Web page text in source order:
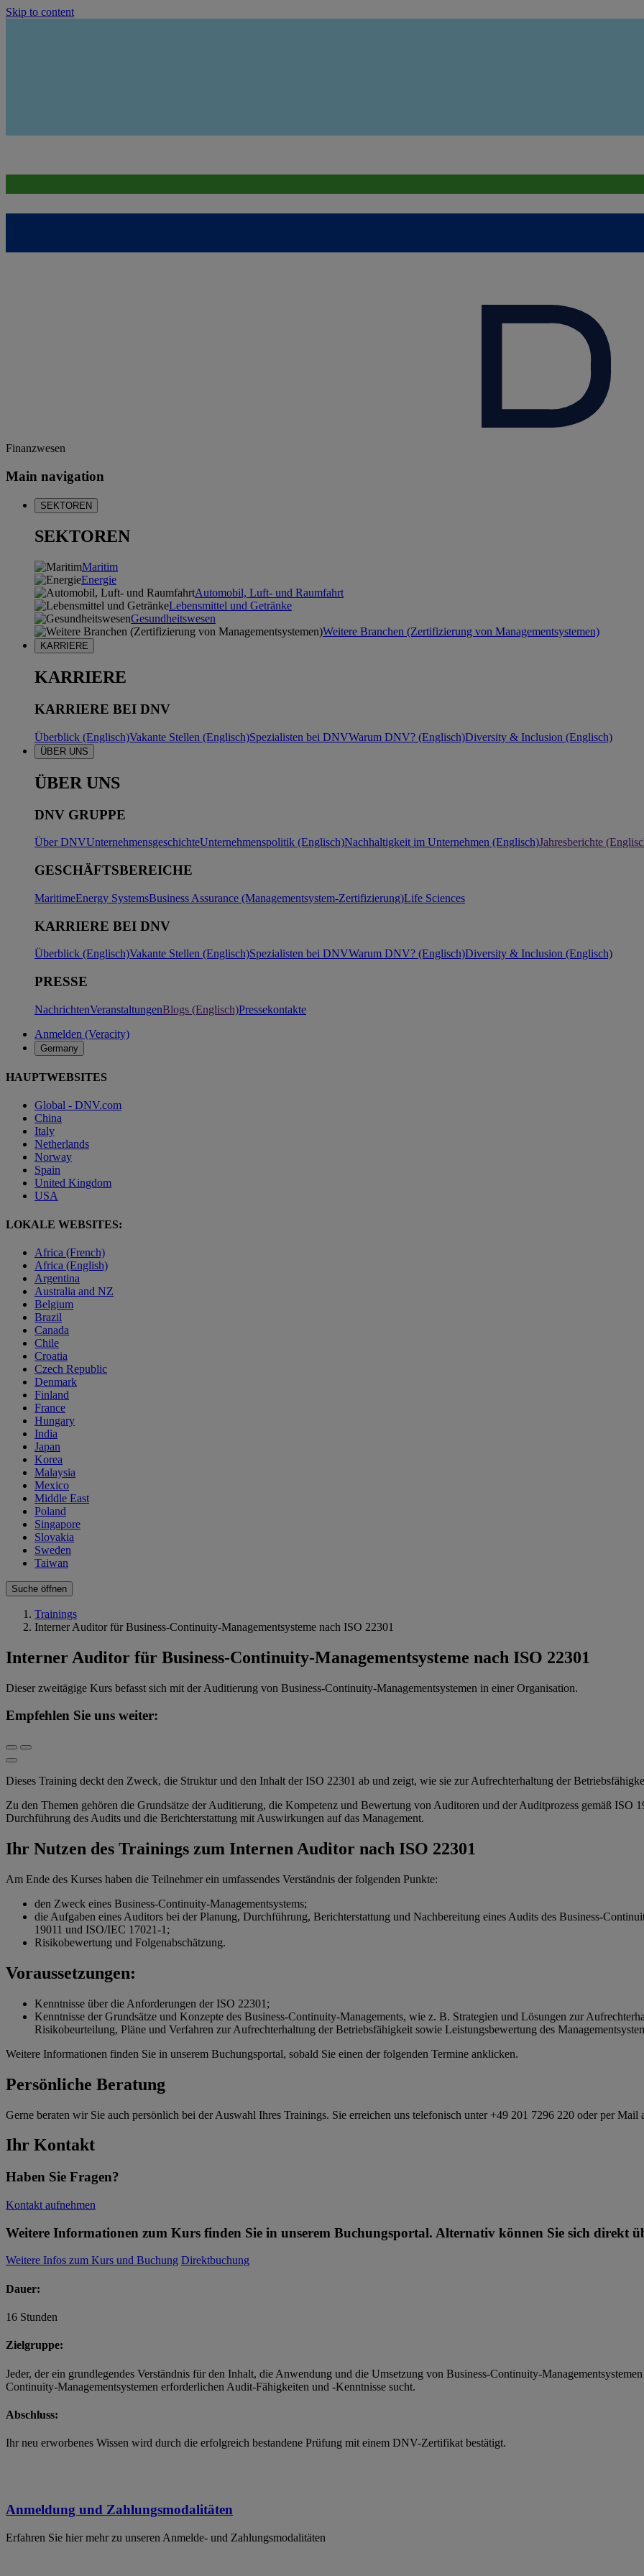
Skip to content
Finanzwesen
Main navigation
SEKTOREN
SEKTOREN
Maritim
Energie
Automobil, Luft- und Raumfahrt
Lebensmittel und Getränke
Gesundheitswesen
Weitere Branchen (Zertifizierung von Managementsystemen)
KARRIERE
KARRIERE
KARRIERE BEI DNV
Überblick (Englisch)Vakante Stellen (Englisch)Spezialisten bei DNVWarum DNV? (Englisch)Diversity & Inclusion (Englisch)
ÜBER UNS
ÜBER UNS
DNV GRUPPE
Über DNVUnternehmensgeschichteUnternehmenspolitik (Englisch)Nachhaltigkeit im Unternehmen (Englisch)Jahresberichte
GESCHÄFTSBEREICHE
MaritimeEnergy SystemsBusiness Assurance (Managementsystem-Zertifizierung)Life Sciences
KARRIERE BEI DNV
Überblick (Englisch)Vakante Stellen (Englisch)Spezialisten bei DNVWarum DNV? (Englisch)Diversity & Inclusion (Englisch)
PRESSE
NachrichtenVeranstaltungenBlogs (Englisch)Pressekontakte
Anmelden (Veracity)
Germany
HAUPTWEBSITES
Global - DNV.com
China
Italy
Netherlands
Norway
Spain
United Kingdom
USA
LOKALE WEBSITES:
Africa (French)
Africa (English)
Argentina
Australia and NZ
Belgium
Brazil
Canada
Chile
Croatia
Czech Republic
Denmark
Finland
France
Hungary
India
Japan
Korea
Malaysia
Mexico
Middle East
Poland
Singapore
Slovakia
Sweden
Taiwan
Suche öffnen
Trainings
Interner Auditor für Business-Continuity-Managementsysteme nach ISO 22301
Interner Auditor für Business-Continuity-Managementsysteme nach ISO 22301
Dieser zweitägige Kurs befasst sich mit der Auditierung von Business-Continuity-Managementsystemen in einer Organisation.
Empfehlen Sie uns weiter:
Dieses Training deckt den Zweck, die Struktur und den Inhalt der ISO 22301 ab und zeigt, wie sie zur Aufrechterhaltung der
Zu den Themen gehören die Grundsätze der Auditierung, die Kompetenz und Bewertung von Auditoren und der Auditprozess gemäß ISO
Durchführung des Audits und die Berichterstattung mit Auswirkungen auf das Management.
Ihr Nutzen des Trainings zum Internen Auditor nach ISO 22301
Am Ende des Kurses haben die Teilnehmer ein umfassendes Verständnis der folgenden Punkte:
den Zweck eines Business-Continuity-Managementsystems;
die Aufgaben eines Auditors bei der Planung, Durchführung, Berichterstattung und Nachbereitung eines Audits des Business-
19011 und ISO/IEC 17021-1;
Risikobewertung und Folgenabschätzung.
Voraussetzungen:
Kenntnisse über die Anforderungen der ISO 22301;
Kenntnisse der Grundsätze und Konzepte des Business-Continuity-Managements, wie z. B. Strategien und Lösungen zur
Risikobeurteilung, Pläne und Verfahren zur Aufrechterhaltung der Betriebsfähigkeit sowie Leistungsbewertung des
Weitere Informationen finden Sie in unserem Buchungsportal, sobald Sie einen der folgenden Termine anklicken.
Persönliche Beratung
Gerne beraten wir Sie auch persönlich bei der Auswahl Ihres Trainings. Sie erreichen uns telefonisch unter +49 201 7296 220 oder per Mail
Ihr Kontakt
Haben Sie Fragen?
Kontakt aufnehmen
Weitere Informationen zum Kurs finden Sie in unserem Buchungsportal. Alternativ können Sie sich direkt
Weitere Infos zum Kurs und Buchung Direktbuchung
Dauer:
16 Stunden
Zielgruppe:
Jeder, der ein grundlegendes Verständnis für den Inhalt, die Anwendung und die Umsetzung von Business-Continuity-
Continuity-Managementsystemen erforderlichen Audit-Fähigkeiten und -Kenntnisse sucht.
Abschluss:
Ihr neu erworbenes Wissen wird durch die erfolgreich bestandene Prüfung mit einem DNV-Zertifikat bestätigt.
Anmeldung und Zahlungsmodalitäten
Erfahren Sie hier mehr zu unseren Anmelde- und Zahlungsmodalitäten